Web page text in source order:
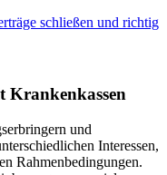
schließen und richtig
Krankenkassen
und
Interessen,
Rahmenbedingungen.